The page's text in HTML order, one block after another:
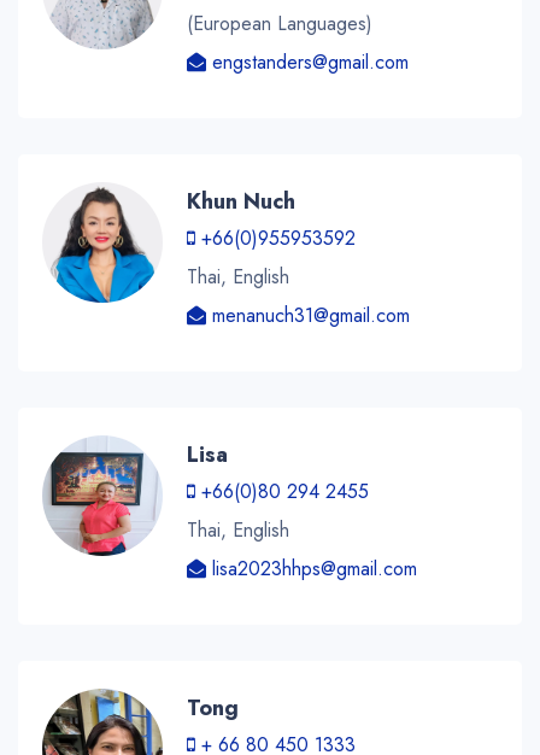
(European Languages)
engstanders@gmail.com
Khun Nuch
+66(0)955953592
Thai, English
menanuch31@gmail.com
Lisa
+66(0)80 294 2455
Thai, English
lisa2023hhps@gmail.com
Tong
+ 66 80 450 1333